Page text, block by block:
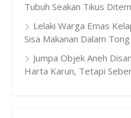
Tubuh Seakan Tikus
Lelaki Warga Emas
Sisa Makanan Dalam
Jumpa Objek Aneh
Harta Karun, Tetapi